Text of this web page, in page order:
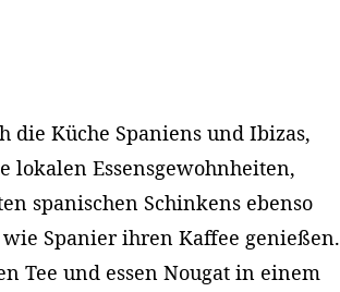
Küche Spaniens und Ibizas,
lokalen Essensgewohnheiten,
spanischen Schinkens ebenso
Spanier ihren Kaffee genießen.
Tee und essen Nougat in einem